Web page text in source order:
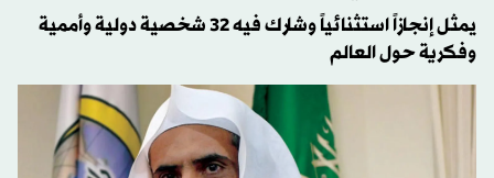
يمثل إنجازاً استثنائياً وشارك فيه 32 شخصية دولية وأممية
وفكرية حول العالم